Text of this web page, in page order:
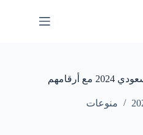
أرقامهم
منوعات